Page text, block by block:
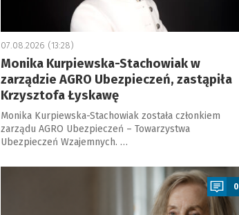
07.08.2026 (13:28)
Monika Kurpiewska-Stachowiak w
zarządzie AGRO Ubezpieczeń, zastąpiła
Krzysztofa Łyskawę
Monika Kurpiewska-Stachowiak została członkiem
zarządu AGRO Ubezpieczeń – Towarzystwa
Ubezpieczeń Wzajemnych. …
a
0